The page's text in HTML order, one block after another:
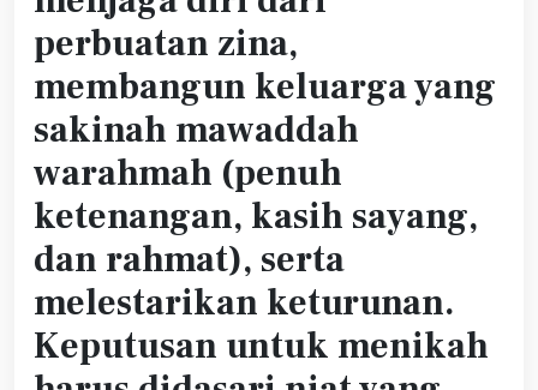
perbuatan zina,
membangun keluarga yang
sakinah mawaddah
warahmah (penuh
ketenangan, kasih sayang,
dan rahmat), serta
melestarikan keturunan.
Keputusan untuk menikah